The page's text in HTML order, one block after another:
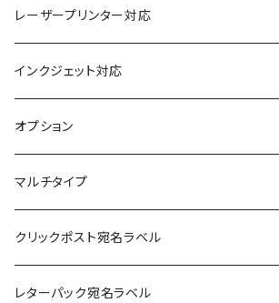
レーザープリンター対応
上質紙
アート紙
光沢紙
耐水フィルム
訂正用
インクジェット対応
コート紙
光沢紙
和紙
フィルム
オプション
簡易印刷
マルチタイプ
クリックポスト宛名ラベル
レターパック宛名ラベル